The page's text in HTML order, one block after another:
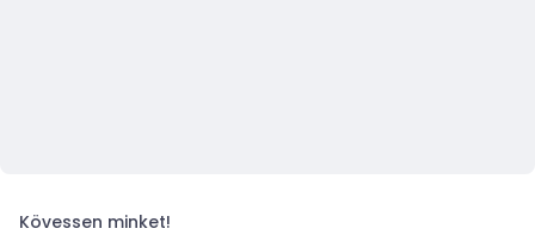
Kövessen minket!